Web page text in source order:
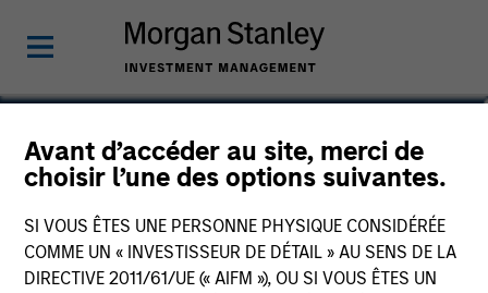
Avant d’accéder au site, merci de
choisir l’une des options suivantes.
SI VOUS ÊTES UNE PERSONNE PHYSIQUE CONSIDÉRÉE
COMME UN « INVESTISSEUR DE DÉTAIL » AU SENS DE LA
DIRECTIVE 2011/61/UE (« AIFM »), OU SI VOUS ÊTES UN
Matt Murphy, CFA, CAIA
Managing Director